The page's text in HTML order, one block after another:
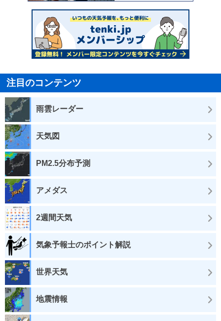
注目のコンテンツ
雨雲レーダー
天気図
PM2.5分布予測
アメダス
2週間天気
気象予報士のポイント解説
世界天気
地震情報